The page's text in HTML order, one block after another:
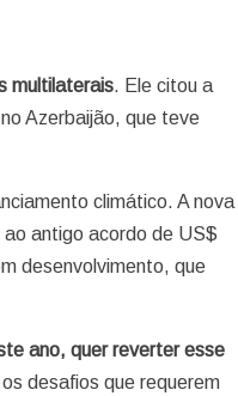
multilaterais. Ele citou a
Azerbaijão, que teve
climático. A nova
antigo acordo de US$
desenvolvimento, que
ano, quer reverter esse
desafios que requerem